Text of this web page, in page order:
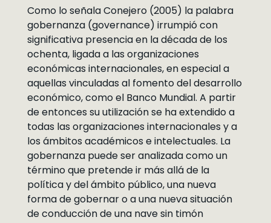
Como lo señala Conejero (2005) la palabra
gobernanza (governance) irrumpió con
significativa presencia en la década de los
ochenta, ligada a las organizaciones
económicas internacionales, en especial a
aquellas vinculadas al fomento del desarrollo
económico, como el Banco Mundial. A partir
de entonces su utilización se ha extendido a
todas las organizaciones internacionales y a
los ámbitos académicos e intelectuales. La
gobernanza puede ser analizada como un
término que pretende ir más allá de la
política y del ámbito público, una nueva
forma de gobernar o a una nueva situación
de conducción de una nave sin timón